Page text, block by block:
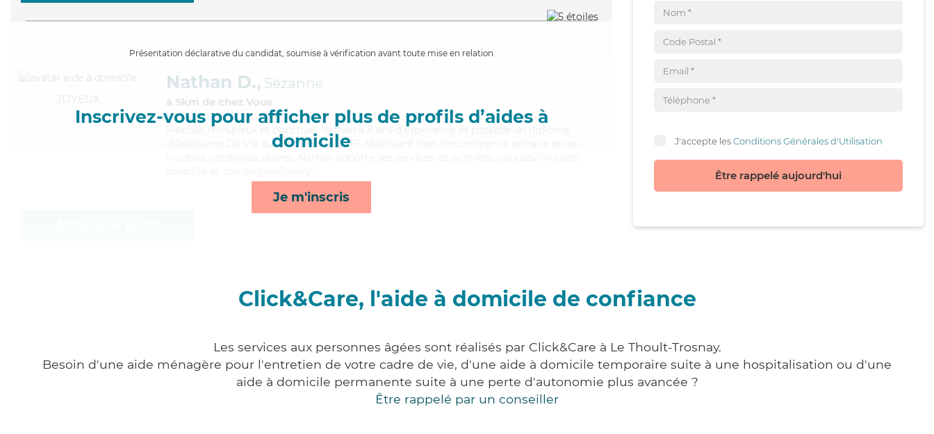
Présentation déclarative du candidat, soumise à vérification avant toute mise en relation
Inscrivez-vous pour afficher plus de profils d’aides à
domicile
Je m'inscris
JOYEUX
Nathan D., Sézanne
à 5km de chez Vous
, minutieux et ponctuel, Nathan a 8 ans d'expérience et possède un diplôme
d'Assistante De Vie aux Familles (ADVF). Maitrisant bien l'incontinence urinaire et les
J'accepte lesConditions Générales d'Utilisation
Être rappelé aujourd'hui
Click&Care, l'aide à domicile de confiance
Les services aux personnes âgées sont réalisés par Click&Care à Le Thoult-Trosnay.
Besoin d'une aide ménagère pour l'entretien de votre cadre de vie, d'une aide à domicile temporaire suite à une hospitalisation ou d'une
aide à domicile permanente suite à une perte d'autonomie plus avancée ?
Être rappelé par un conseiller